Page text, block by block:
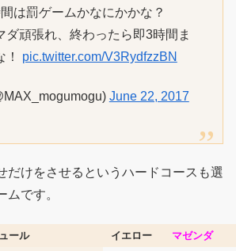
は罰ゲームかなにかかな？
ダ頑張れ、終わったら即3時間ま
！ pic.twitter.com/V3RydfzzBN
June 22, 2017
だけをさせるというハードコースも選
ムです。
ール イエロー マゼンダ